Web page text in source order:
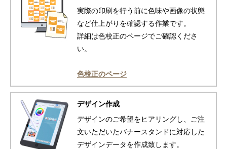
実際の印刷を行う前に色味や画像の状態
など仕上がりを確認する作業です。
詳細は色校正のページでご確認くださ
い。
色校正のページ
デザイン作成
デザインのご希望をヒアリングし、ご注
文いただいたバナースタンドに対応した
デザインデータを作成致します。